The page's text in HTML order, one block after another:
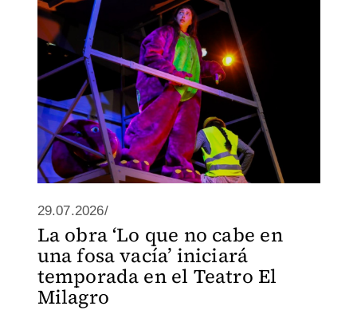
29.07.2026/
La obra ‘Lo que no cabe en
una fosa vacía’ iniciará
temporada en el Teatro El
Milagro